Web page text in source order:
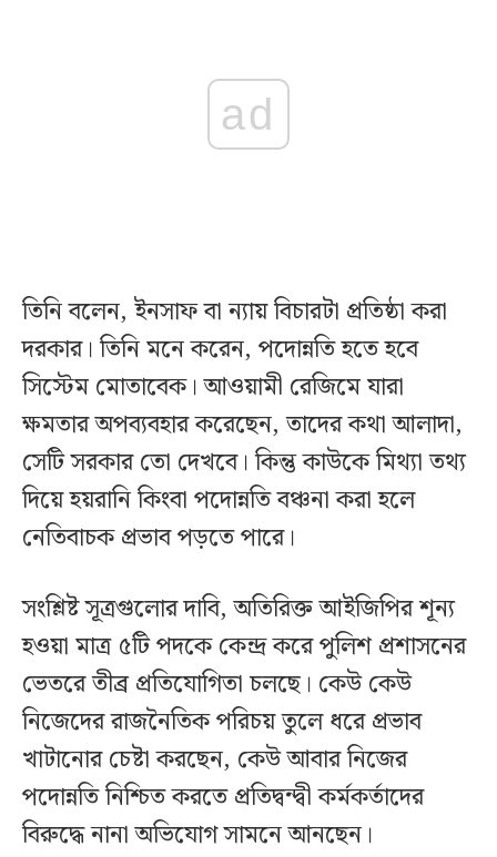
ad
তিনি বলেন, ইনসাফ বা ন্যায় বিচারটা প্রতিষ্ঠা করা
দরকার। তিনি মনে করেন, পদোন্নতি হতে হবে
সিস্টেম মোতাবেক। আওয়ামী রেজিমে যারা
ক্ষমতার অপব্যবহার করেছেন, তাদের কথা আলাদা,
সেটি সরকার তো দেখবে। কিন্তু কাউকে মিথ্যা তথ্য
দিয়ে হয়রানি কিংবা পদোন্নতি বঞ্চনা করা হলে
নেতিবাচক প্রভাব পড়তে পারে।
সংশ্লিষ্ট সূত্রগুলোর দাবি, অতিরিক্ত আইজিপির শূন্য
হওয়া মাত্র ৫টি পদকে কেন্দ্র করে পুলিশ প্রশাসনের
ভেতরে তীব্র প্রতিযোগিতা চলছে। কেউ কেউ
নিজেদের রাজনৈতিক পরিচয় তুলে ধরে প্রভাব
খাটানোর চেষ্টা করছেন, কেউ আবার নিজের
পদোন্নতি নিশ্চিত করতে প্রতিদ্বন্দ্বী কর্মকর্তাদের
বিরুদ্ধে নানা অভিযোগ সামনে আনছেন।